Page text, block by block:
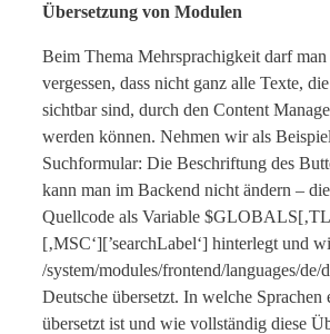
Übersetzung von Modulen
Beim Thema Mehrsprachigkeit darf
vergessen, dass nicht ganz alle Texte,
sichtbar sind, durch den Content
werden können. Nehmen wir als
Suchformular: Die Beschriftung des
kann man im Backend nicht ändern –
Quellcode als Variable
[‚MSC‘][’searchLabel‘] hinterlegt und
/system/modules/frontend/languages/de/
Deutsche übersetzt. In welche Sprachen
übersetzt ist und wie vollständig diese